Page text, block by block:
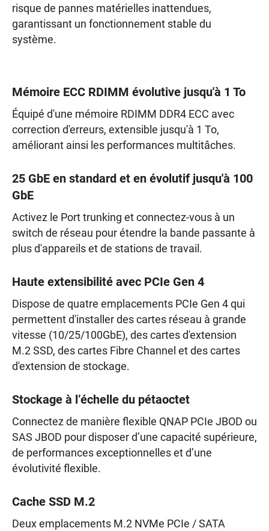
risque de pannes matérielles inattendues,
garantissant un fonctionnement stable du
système.
Mémoire ECC RDIMM évolutive jusqu'à 1 To
Équipé d'une mémoire RDIMM DDR4 ECC avec
correction d'erreurs, extensible jusqu'à 1 To,
améliorant ainsi les performances multitâches.
25 GbE en standard et en évolutif jusqu'à 100
GbE
Activez le Port trunking et connectez-vous à un
switch de réseau pour étendre la bande passante à
plus d'appareils et de stations de travail.
Haute extensibilité avec PCIe Gen 4
Dispose de quatre emplacements PCIe Gen 4 qui
permettent d'installer des cartes réseau à grande
vitesse (10/25/100GbE), des cartes d'extension
M.2 SSD, des cartes Fibre Channel et des cartes
d'extension de stockage.
Stockage à l’échelle du pétaoctet
Connectez de manière flexible QNAP PCIe JBOD ou
SAS JBOD pour disposer d’une capacité supérieure,
de performances exceptionnelles et d’une
évolutivité flexible.
Cache SSD M.2
Deux emplacements M.2 NVMe PCIe / SATA